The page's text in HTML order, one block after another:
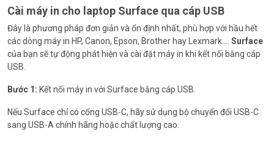
Cài máy in cho laptop Surface qua cáp USB
Đây là phương pháp đơn giản và ổn định nhất, phù hợp với hầu hết
các dòng máy in HP, Canon, Epson, Brother hay Lexmark…. Surface
của bạn sẽ tự động phát hiện và cài đặt máy in khi kết nối bằng cáp
USB.
Bước 1: Kết nối máy in với Surface bằng cáp USB.
Nếu Surface chỉ có cổng USB-C, hãy sử dụng bộ chuyển đổi USB-C
sang USB-A chính hãng hoặc chất lượng cao.